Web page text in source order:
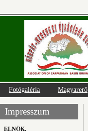
Fotógaléria Magyarerő
Impresszum
ELNÖK,